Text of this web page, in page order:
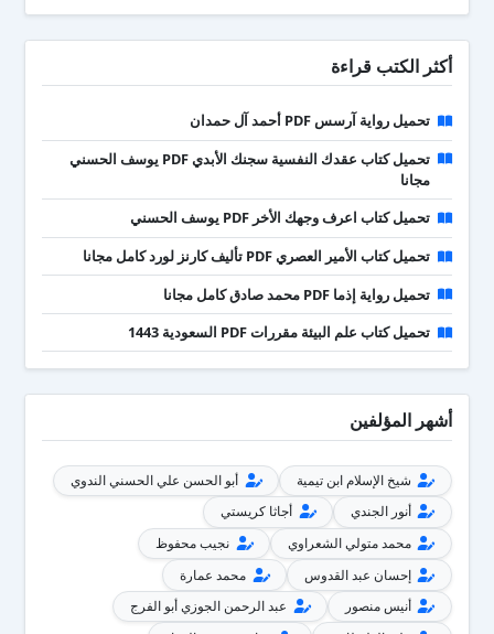
أكثر الكتب قراءة
تحميل رواية آرسس PDF أحمد آل حمدان
تحميل كتاب عقدك النفسية سجنك الأبدي PDF يوسف الحسني
مجانا
تحميل كتاب اعرف وجهك الأخر PDF يوسف الحسني
تحميل كتاب الأمير العصري PDF تأليف كارنز لورد كامل مجانا
تحميل رواية إذما PDF محمد صادق كامل مجانا
تحميل كتاب علم البيئة مقررات PDF السعودية 1443
أشهر المؤلفين
شيخ الإسلام ابن تيمية
أبو الحسن علي الحسني الندوي
أنور الجندي
أجاثا كريستي
محمد متولي الشعراوي
نجيب محفوظ
إحسان عبد القدوس
محمد عمارة
أنيس منصور
عبد الرحمن الجوزي أبو الفرج